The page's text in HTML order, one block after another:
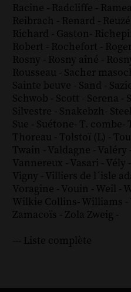
Racine - Radcliffe -
Reibrach - Renard - Reuzé
Richard - Gaston-
Robert - Rochefort - Roger
Rosny - Rosny aîné -
Rousseau - Sacher
Sainte beuve - Sand -
Schwob - Scott - Serena -
Silvestre - Snakebzh- Steel
Sue - Suétone- T. combe-
Thoreau - Tolstoï (L) -
Twain - Valdagne - Valéry -
Vannereux - Vasari - Vély -
Vigny - Villiers de l´isle
Voragine - Vouin - Weil -
Wilkie Collins- Williams -
Zamacoïs - Zola Zweig -
--- Liste complète